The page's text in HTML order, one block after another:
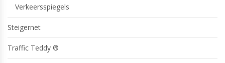
Verkeersspiegels
Steigernet
Traffic Teddy ®